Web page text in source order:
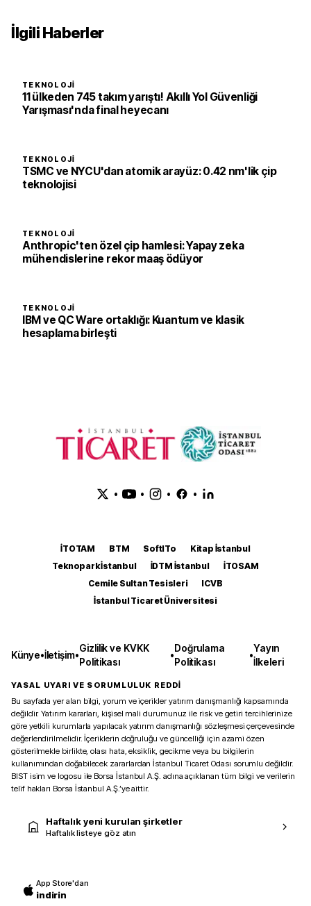
İlgili Haberler
TEKNOLOJI
11 ülkeden 745 takım yarıştı! Akıllı Yol Güvenliği
Yarışması'nda final heyecanı
TEKNOLOJI
TSMC ve NYCU'dan atomik arayüz: 0.42 nm'lik çip
teknolojisi
TEKNOLOJI
Anthropic'ten özel çip hamlesi: Yapay zeka
mühendislerine rekor maaş ödüyor
TEKNOLOJI
IBM ve QC Ware ortaklığı: Kuantum ve klasik
hesaplama birleşti
• • • •
İTOTAM BTM SoftITo
Kitap İstanbul
Teknopark İstanbul
İDTM İstanbul
İTOSAM
Cemile Sultan Tesisleri
ICVB
İstanbul Ticaret Üniversitesi
Künye•İletişim•
Gizlilik ve KVKK
Politikası
•
Doğrulama
Politikası
•
Yayın
İlkeleri
YASAL UYARI VE SORUMLULUK REDDİ
Bu sayfada yer alan bilgi, yorum ve içerikler yatırım danışmanlığı kapsamında
değildir. Yatırım kararları, kişisel mali durumunuz ile risk ve getiri tercihlerinize
göre yetkili kurumlarla yapılacak yatırım danışmanlığı sözleşmesi çerçevesinde
değerlendirilmelidir. İçeriklerin doğruluğu ve güncelliği için azami özen
gösterilmekle birlikte, olası hata, eksiklik, gecikme veya bu bilgilerin
kullanımından doğabilecek zararlardan İstanbul Ticaret Odası sorumlu değildir.
BIST isim ve logosu ile Borsa İstanbul A.Ş. adına açıklanan tüm bilgi ve verilerin
telif hakları Borsa İstanbul A.Ş.’ye aittir.
Haftalık yeni kurulan şirketler
Haftalık listeye göz atın
App Store'dan
indirin